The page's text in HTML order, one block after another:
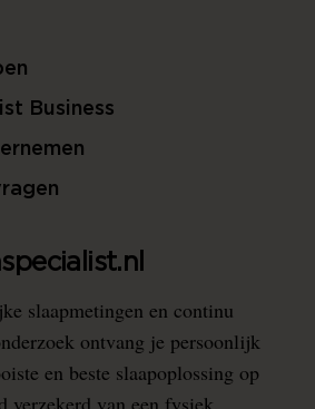
Business
slaapmetingen en continu
ontvang je persoonlijk
en beste slaapoplossing op
verzekerd van een fysiek,